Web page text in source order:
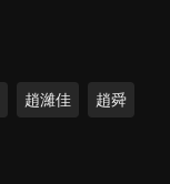
趙濰佳 趙舜